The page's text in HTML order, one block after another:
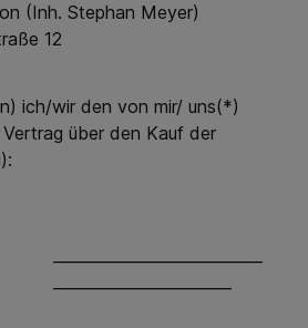
(Inh. Stephan Meyer)
12
ich/wir den von mir/ uns(*)
über den Kauf der